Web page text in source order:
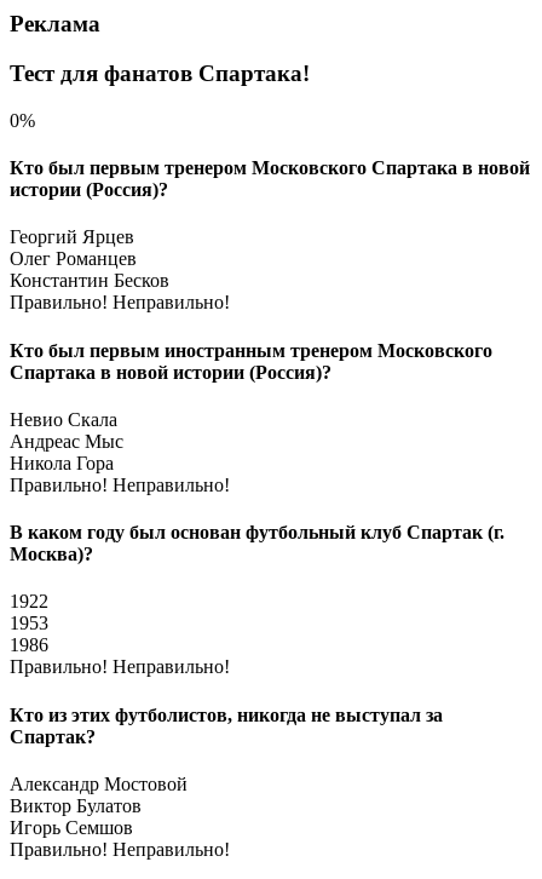
Реклама
Тест для фанатов Спартака!
0%
Кто был первым тренером Московского Спартака в новой
истории (Россия)?
Георгий Ярцев
Олег Романцев
Константин Бесков
Правильно! Неправильно!
Кто был первым иностранным тренером Московского
Спартака в новой истории (Россия)?
Невио Скала
Андреас Мыс
Никола Гора
Правильно! Неправильно!
В каком году был основан футбольный клуб Спартак (г.
Москва)?
1922
1953
1986
Правильно! Неправильно!
Кто из этих футболистов, никогда не выступал за
Спартак?
Александр Мостовой
Виктор Булатов
Игорь Семшов
Правильно! Неправильно!